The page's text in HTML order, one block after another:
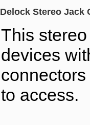
Delock Stereo Jack
This
devices
to access.